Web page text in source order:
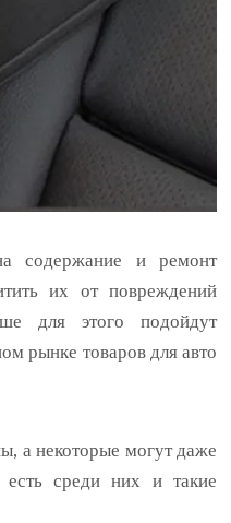
содержание и ремонт
их от повреждений
для этого подойдут
рынке товаров для авто
а некоторые могут даже
среди них и такие